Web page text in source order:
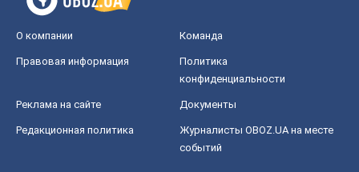
О компании Команда
Правовая информация
Политика
конфиденциальности
Реклама на сайте Документы
Редакционная политика
Журналисты OBOZ.UA на месте
событий